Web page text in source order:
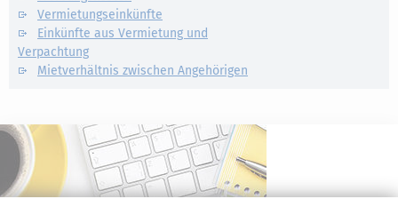
Vermietungseinkünfte
Einkünfte aus Vermietung und
Verpachtung
Mietverhältnis zwischen Angehörigen